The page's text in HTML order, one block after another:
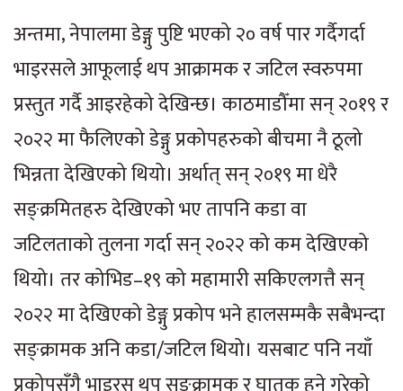
अन्तमा, नेपालमा डेङ्गु पुष्टि भएको २० वर्ष पार गर्दैगर्दा
भाइरसले आफूलाई थप आक्रामक र जटिल स्वरुपमा
प्रस्तुत गर्दै आइरहेको देखिन्छ। काठमाडौँमा सन् २०१९ र
२०२२ मा फैलिएको डेङ्गु प्रकोपहरुको बीचमा नै ठूलो
भिन्नता देखिएको थियो। अर्थात् सन् २०१९ मा धेरै
सङ्क्रमितहरु देखिएको भए तापनि कडा वा
जटिलताको तुलना गर्दा सन् २०२२ को कम देखिएको
थियो। तर कोभिड–१९ को महामारी सकिएलगत्तै सन्
२०२२ मा देखिएको डेङ्गु प्रकोप भने हालसम्मकै सबैभन्दा
सङ्क्रामक अनि कडा/जटिल थियो। यसबाट पनि नयाँ